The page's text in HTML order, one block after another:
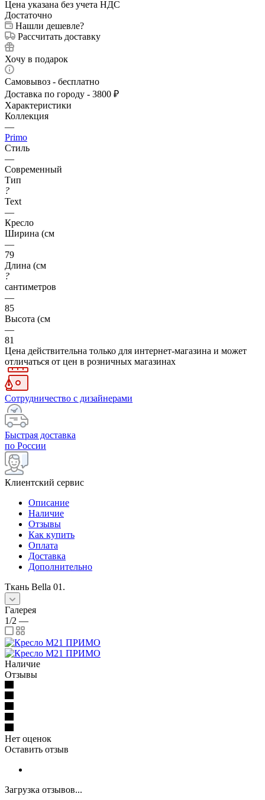
Цена указана без учета НДС
Достаточно
Нашли дешевле?
Рассчитать доставку
Хочу в подарок
Самовывоз - бесплатно
Доставка по городу - 3800 ₽
Характеристики
Коллекция
—
Primo
Стиль
—
Современный
Тип
?
Text
—
Кресло
Ширина (см
—
79
Длина (см
?
сантиметров
—
85
Высота (см
—
81
Цена действительна только для интернет-магазина и может
отличаться от цен в розничных магазинах
Сотрудничество с дизайнерами
Быстрая доставка
по России
Клиентский сервис
Описание
Наличие
Отзывы
Как купить
Оплата
Доставка
Дополнительно
Ткань Bella 01.
Галерея
1/2 —
Наличие
Отзывы
Нет оценок
Оставить отзыв
Загрузка отзывов...